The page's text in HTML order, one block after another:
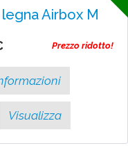
Airbox M
Prezzo ridotto!
Visualizza